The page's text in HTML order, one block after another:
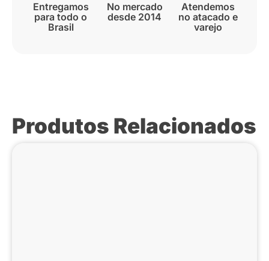
Entregamos
para todo o
Brasil
No mercado
desde 2014
Atendemos
no atacado e
varejo
Produtos Relacionados